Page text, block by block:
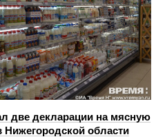
две декларации на мясную
области